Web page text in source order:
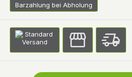
Barzahlung bei Abholung